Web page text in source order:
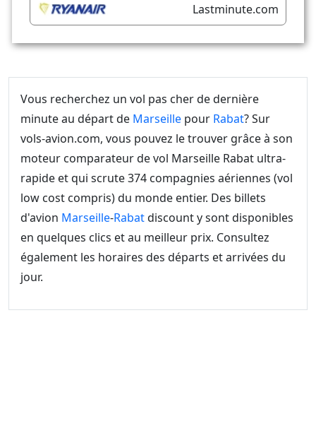
Lastminute.com
Vous recherchez un vol pas cher de dernière
minute au départ de Marseille pour Rabat? Sur
vols-avion.com, vous pouvez le trouver grâce à son
moteur comparateur de vol Marseille Rabat ultra-
rapide et qui scrute 374 compagnies aériennes (vol
low cost compris) du monde entier. Des billets
d'avion Marseille-Rabatdiscount y sont disponibles
en quelques clics et au meilleur prix. Consultez
également les horaires des départs et arrivées du
jour.